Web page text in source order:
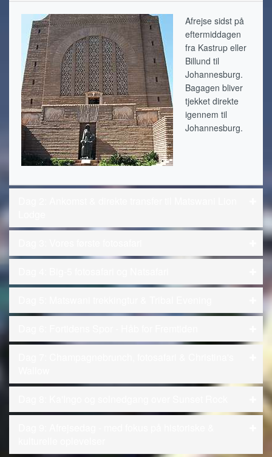
Afrejse sidst på
eftermiddagen
fra Kastrup eller
Billund til
Johannesburg.
Bagagen bliver
tjekket direkte
igennem til
Johannesburg.